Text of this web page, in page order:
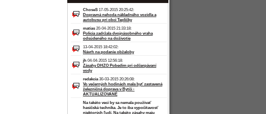
ChoseS 17-05-2015 20:25:42:
Dopravná nehoda nákladného vozidla a
autobusu pri obci Tepličky
matias 20-04-2015 21:33:18:
Polícia zadržala dvojnásobného vraha
odsúdeného na doživotie
13-04-2015 18:42:02:
Návrh na podanie obžaloby
jh 04-04-2015 12:56:18:
Zásahy DHZO Pobedim pri odčerpávaní
vody
redakcia30-03-2015 20:26:08:
Vo večerných hodinách mala byť zastavená
železničná doprava v Bytči -
AKTUALIZOVANÉ
Na takéto veci by sa nemala používať
hasičská technika. Je to iba vypočítavosť
niektorých ľudí. Na takéto zásahy maju